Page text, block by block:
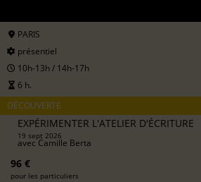
PARIS
présentiel
10h-13h / 14h-17h
6 h.
DÉCOUVERTE
EXPÉRIMENTER L'ATELIER D'ÉCRITURE
19 sept 2026
avecCamille Berta
96 €
pour les particuliers